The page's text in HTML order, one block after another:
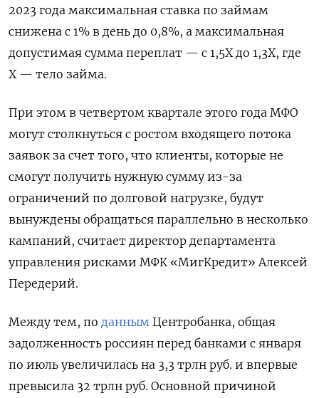
2023 года максимальная ставка по займам
снижена с 1% в день до 0,8%, а максимальная
допустимая сумма переплат — с 1,5Х до 1,3Х, где
Х — тело займа.
При этом в четвертом квартале этого года МФО
могут столкнуться с ростом входящего потока
заявок за счет того, что клиенты, которые не
смогут получить нужную сумму из-за
ограничений по долговой нагрузке, будут
вынуждены обращаться параллельно в несколько
кампаний, считает директор департамента
управления рисками МФК «МигКредит» Алексей
Передерий.
Между тем, по данным Центробанка, общая
задолженность россиян перед банками с января
по июль увеличилась на 3,3 трлн руб. и впервые
превысила 32 трлн руб. Основной причиной